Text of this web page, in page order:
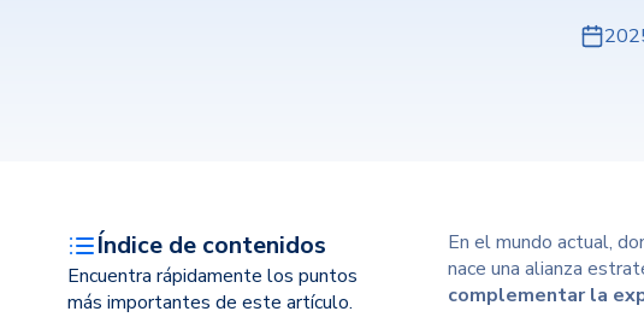
Índice de contenidos
Encuentra rápidamente los puntos
más importantes de este artículo.
En el mundo actual,
nace una alianza
complementar la